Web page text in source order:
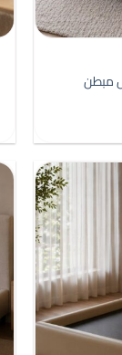
+
رأس مبطن